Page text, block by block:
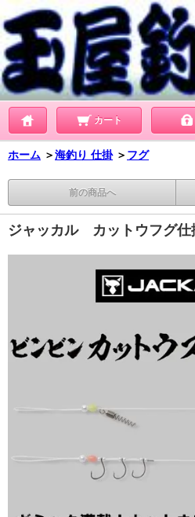
カート
ホーム ＞海釣り 仕掛 ＞ フグ
前の商品へ
ジャッカル カットウフグ仕